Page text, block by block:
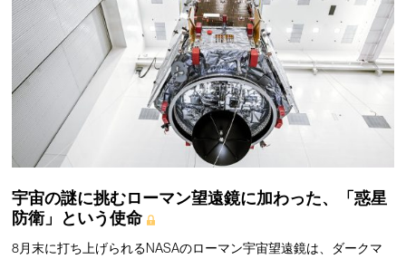
宇宙の謎に挑むローマン望遠鏡に加わった、「惑星
防衛」という使命
8月末に打ち上げられるNASAのローマン宇宙望遠鏡は、ダークマ